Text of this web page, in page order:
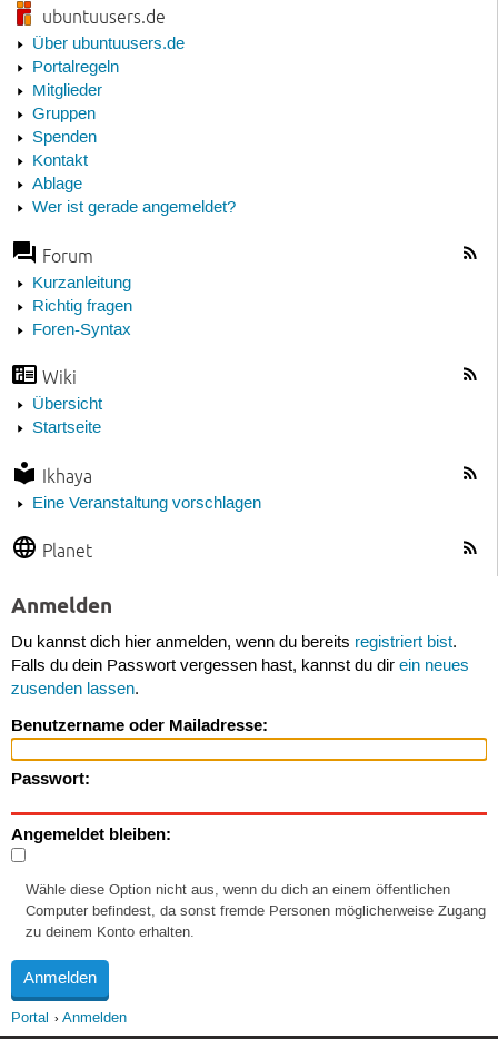
ubuntuusers.de
Über ubuntuusers.de
Portalregeln
Mitglieder
Gruppen
Spenden
Kontakt
Ablage
Wer ist gerade angemeldet?
Forum
Kurzanleitung
Richtig fragen
Foren-Syntax
Wiki
Übersicht
Startseite
Ikhaya
Eine Veranstaltung vorschlagen
Planet
Anmelden
Du kannst dich hier anmelden, wenn du bereits registriert bist.
Falls du dein Passwort vergessen hast, kannst du dir ein neues
zusenden lassen.
Benutzername oder Mailadresse:
Passwort:
Angemeldet bleiben:
Wähle diese Option nicht aus, wenn du dich an einem öffentlichen
Computer befindest, da sonst fremde Personen möglicherweise Zugang
zu deinem Konto erhalten.
Portal Anmelden